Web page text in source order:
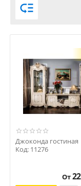

Джоконда гостиная
Код: 11276
От